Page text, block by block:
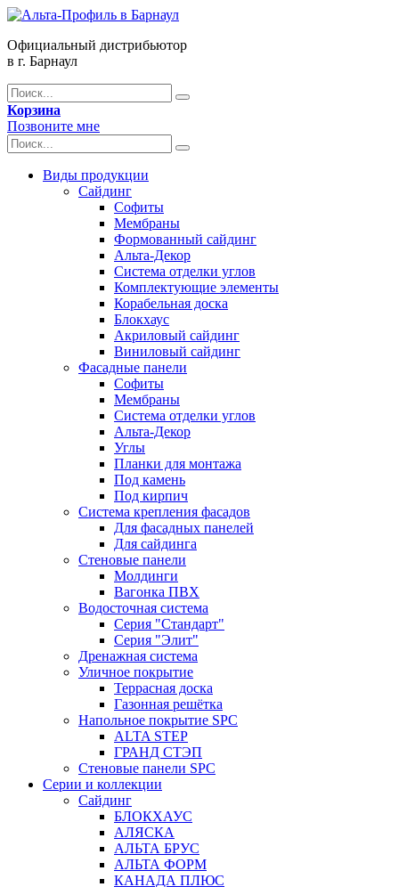
Официальный дистрибьютор
в г. Барнаул
Корзина
Позвоните мне
Виды продукции
Сайдинг
Софиты
Мембраны
Формованный сайдинг
Альта-Декор
Система отделки углов
Комплектующие элементы
Корабельная доска
Блокхаус
Акриловый сайдинг
Виниловый сайдинг
Фасадные панели
Софиты
Мембраны
Система отделки углов
Альта-Декор
Углы
Планки для монтажа
Под камень
Под кирпич
Система крепления фасадов
Для фасадных панелей
Для сайдинга
Стеновые панели
Молдинги
Вагонка ПВХ
Водосточная система
Серия "Стандарт"
Серия "Элит"
Дренажная система
Уличное покрытие
Террасная доска
Газонная решётка
Напольное покрытие SPC
ALTA STEP
ГРАНД СТЭП
Стеновые панели SPC
Серии и коллекции
Сайдинг
БЛОКХАУС
АЛЯСКА
АЛЬТА БРУС
АЛЬТА ФОРМ
КАНАДА ПЛЮС